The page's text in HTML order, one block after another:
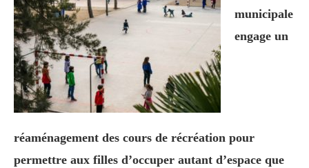
municipale
engage un
réaménagement des cours de récréation pour
permettre aux filles d’occuper autant d’espace que